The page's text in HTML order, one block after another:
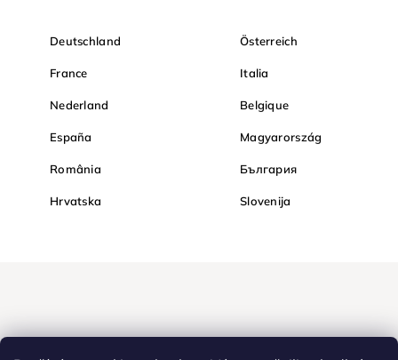
Deutschland Österreich
France Italia
Nederland Belgique
España Magyarország
România България
Hrvatska Slovenija